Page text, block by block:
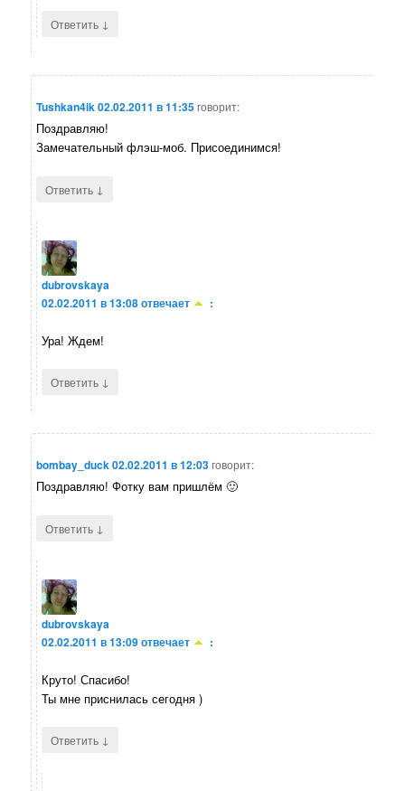
Ответить ↓
Tushkan4ik02.02.2011 в 11:35говорит:
Поздравляю!
Замечательный флэш-моб. Присоединимся!
Ответить ↓
dubrovskaya
02.02.2011 в 13:08отвечает :
Ура! Ждем!
Ответить ↓
bombay_duck02.02.2011 в 12:03говорит:
Поздравляю! Фотку вам пришлём 🙂
Ответить ↓
dubrovskaya
02.02.2011 в 13:09отвечает :
Круто! Спасибо!
Ты мне приснилась сегодня )
Ответить ↓